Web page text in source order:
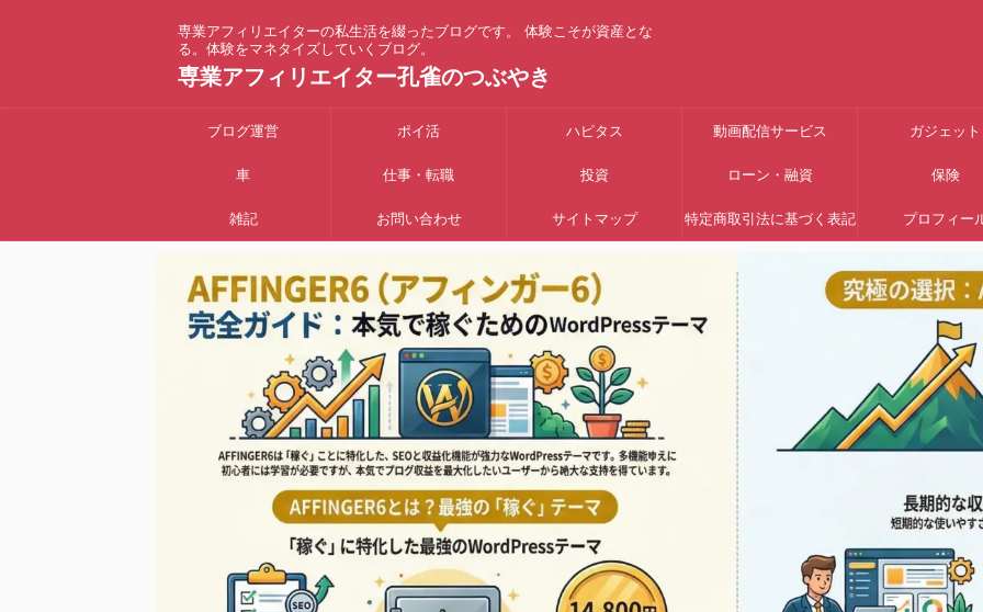
専業アフィリエイターの私生活を綴ったブログです。 体験こそが資産とな
る。体験をマネタイズしていくブログ。
専業アフィリエイター孔雀のつぶやき
ブログ運営 ポイ活 ハピタス 動画配信サービス ガジェット
車 仕事・転職 投資 ローン・融資 保険
雑記 お問い合わせ サイトマップ 特定商取引法に基づく表記 プロフィー